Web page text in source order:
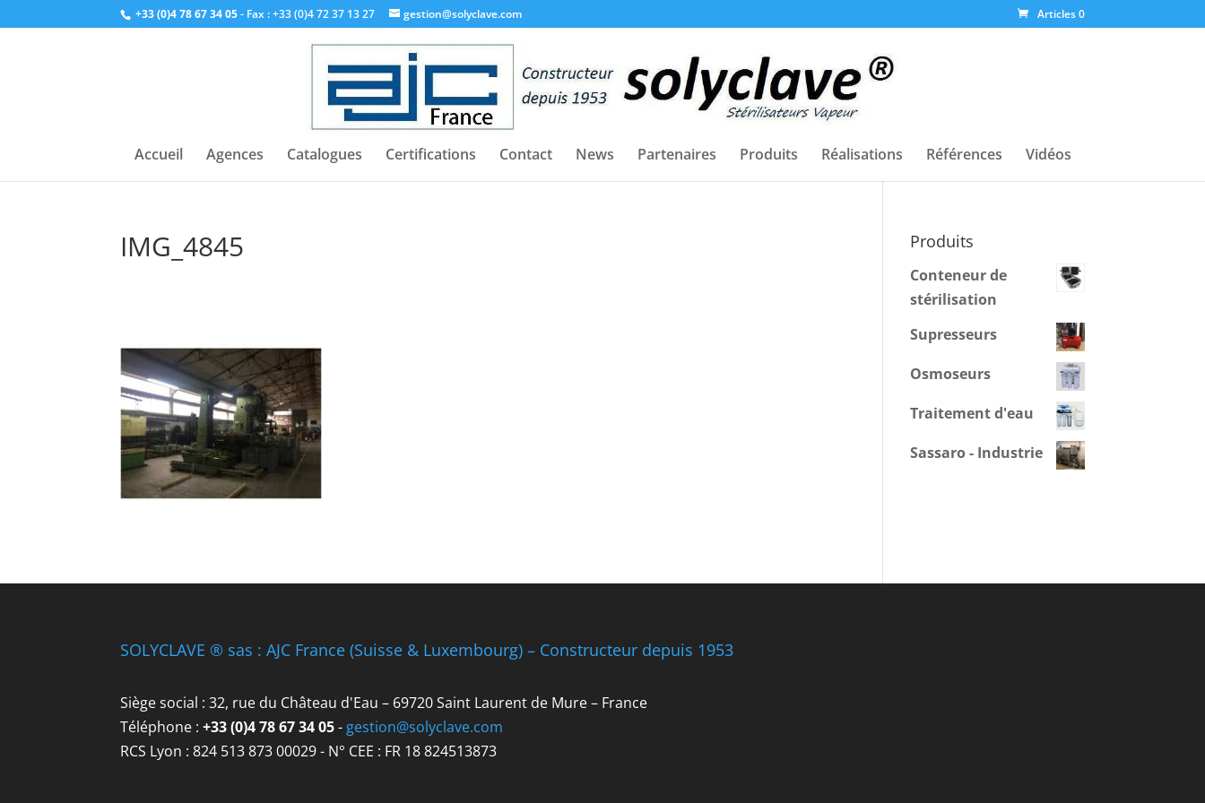
+33 (0)4 78 67 34 05- Fax : +33 (0)4 72 37 13 27 gestion@solyclave.com Articles 0
Accueil Agences Catalogues Certifications Contact News Partenaires Produits Réalisations Références Vidéos
IMG_4845 Produits
Conteneur de
stérilisation
Supresseurs
Osmoseurs
Traitement d'eau
Sassaro - Industrie
SOLYCLAVE ® sas : AJC France (Suisse & Luxembourg) – Constructeur depuis 1953
Siège social : 32, rue du Château d'Eau – 69720 Saint Laurent de Mure – France
Téléphone : +33 (0)4 78 67 34 05- gestion@solyclave.com
RCS Lyon : 824 513 873 00029 - N° CEE : FR 18 824513873